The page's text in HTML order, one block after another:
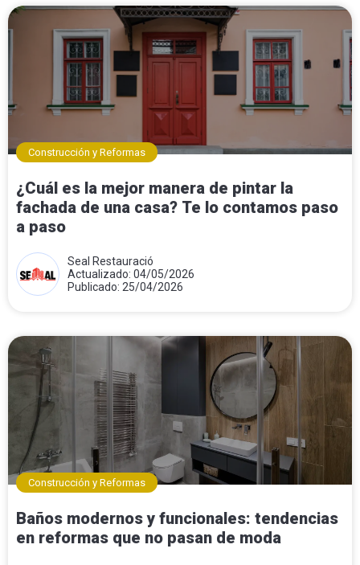
Construcción y Reformas
¿Cuál es la mejor manera de pintar la
fachada de una casa? Te lo contamos paso
a paso
Seal Restauració
Actualizado: 04/05/2026
Publicado: 25/04/2026
Construcción y Reformas
Baños modernos y funcionales: tendencias
en reformas que no pasan de moda